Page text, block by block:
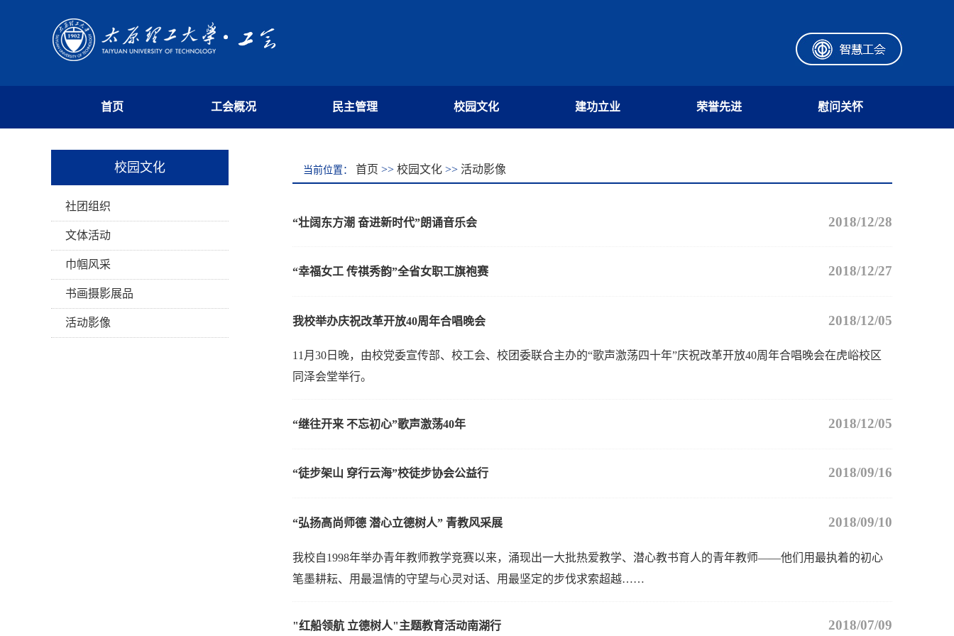
首页 工会概况 民主管理 校园文化 建功立业 荣誉先进 慰问关怀
校园文化
社团组织
文体活动
巾帼风采
书画摄影展品
活动影像
当前位置： 首页 >> 校园文化 >> 活动影像
“壮阔东方潮 奋进新时代”朗诵音乐会 2018/12/28
“幸福女工 传祺秀韵”全省女职工旗袍赛 2018/12/27
我校举办庆祝改革开放40周年合唱晚会 2018/12/05
11月30日晚，由校党委宣传部、校工会、校团委联合主办的“歌声激荡四十年”庆祝改革开放40周年合唱晚会在虎峪校区
同泽会堂举行。
“继往开来 不忘初心”歌声激荡40年 2018/12/05
“徒步架山 穿行云海”校徒步协会公益行 2018/09/16
“弘扬高尚师德 潜心立德树人” 青教风采展 2018/09/10
我校自1998年举办青年教师教学竞赛以来，涌现出一大批热爱教学、潜心教书育人的青年教师——他们用最执着的初心
笔墨耕耘、用最温情的守望与心灵对话、用最坚定的步伐求索超越……
"红船领航 立德树人"主题教育活动南湖行 2018/07/09